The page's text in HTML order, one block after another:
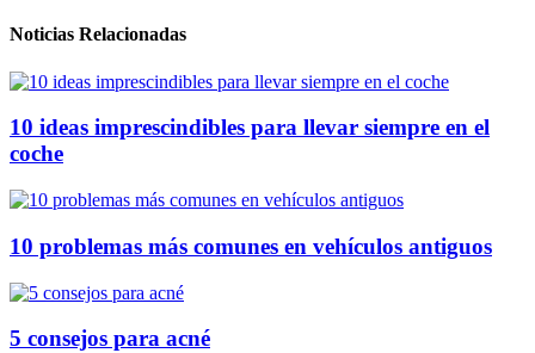
Noticias Relacionadas
10 ideas imprescindibles para llevar siempre en el
coche
10 problemas más comunes en vehículos antiguos
5 consejos para acné